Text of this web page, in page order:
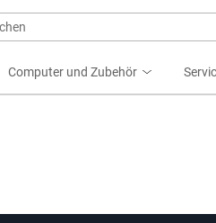
Computer und Zubehör